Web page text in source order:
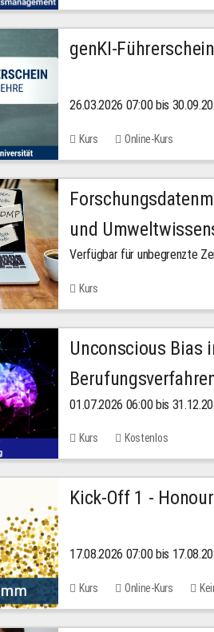
genKI-
26.03.2026 07:00 bis
Kurs Online-Kurs
und
Verfügbar für unbegrenzte
Kurs
Unconscious Bias
2026
01.07.2026 06:00 bis
Kurs Kostenlos
Kick-Off 1 -
17.08.2026 07:00 bis
Kurs Online-Kurs